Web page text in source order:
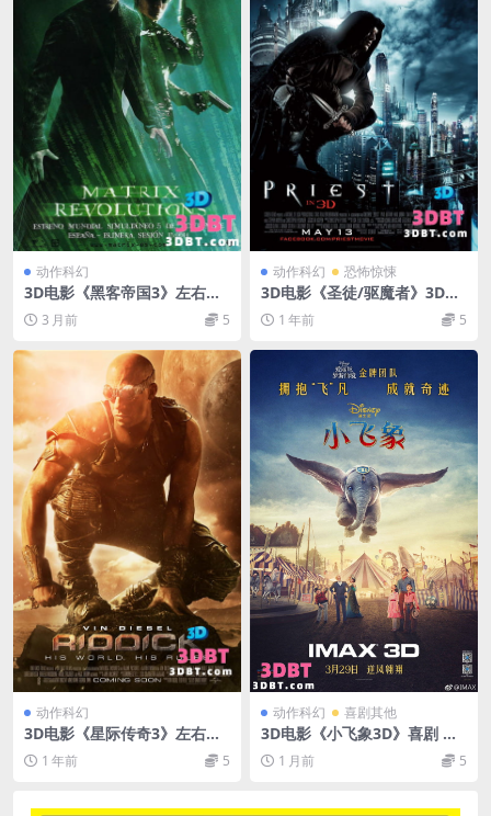
动作科幻
3D电影《黑客帝国3》左右分
屏3D格式 高清网盘 下载 3DV
R影视
3 月前 5
动作科幻 恐怖惊悚
3D电影《圣徒/驱魔者》3D左
右分屏格式 高清 网盘下载
1 年前 5
动作科幻
3D电影《星际传奇3》左右分
屏版 3D电影 网盘 下载 VR影
视资源下载
1 年前 5
动作科幻 喜剧其他
3D电影《小飞象3D》喜剧 左
右格式 高清 网盘 出屏特效国
配字幕 3D电影 下载
1 月前 5